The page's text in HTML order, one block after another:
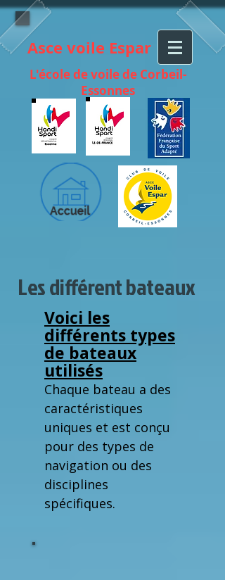
Asce voile Espar
L'école de voile de Corbeil-
Essonnes
Les différent bateaux
Voici les
différents types
de bateaux
utilisés
Chaque bateau a des
caractéristiques
uniques et est conçu
pour des types de
navigation ou des
disciplines
spécifiques.